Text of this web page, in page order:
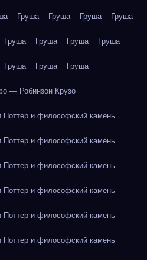
Груша Груша Груша Груша
Груша Груша Груша Груша
Груша Груша Груша
— Робинзон Крузо
и философский камень
и философский камень
и философский камень
и философский камень
и философский камень
и философский камень